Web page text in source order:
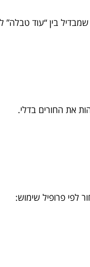
בין “עוד
את החורים בדלי.
לפי פרופיל שימוש: